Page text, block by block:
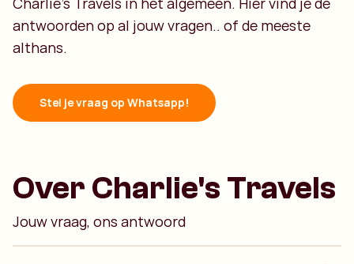
antwoorden op al jouw vragen.. of de meeste
althans.
Stel je vraag op Whatsapp!
Over Charlie's Travels
Jouw vraag, ons antwoord